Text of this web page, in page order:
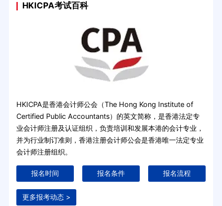
HKICPA考试百科
HKICPA是香港会计师公会（The Hong Kong Institute of
Certified Public Accountants）的英文简称，是香港法定专
业会计师注册及认证组织，负责培训和发展本港的会计专业，
并为行业制订准则，香港注册会计师公会是香港唯一法定专业
会计师注册组织。
报名时间 报名条件 报名流程
更多报考动态 >